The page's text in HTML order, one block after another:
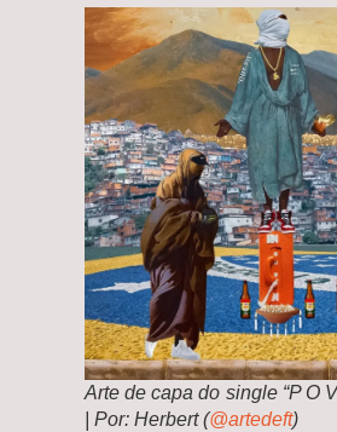
Arte de capa do single “P O
| Por: Herbert (@artedeft)